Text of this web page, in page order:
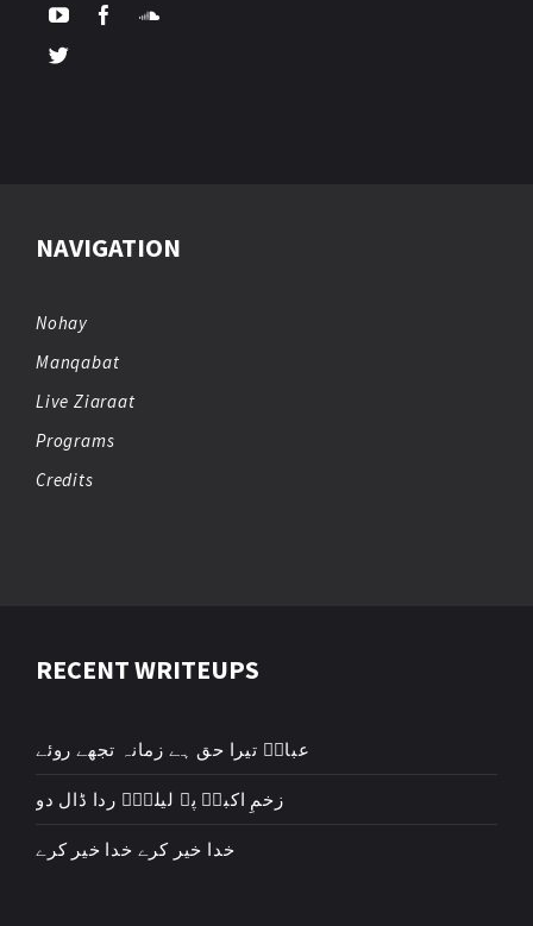
NAVIGATION
Nohay
Manqabat
Live Ziaraat
Programs
Credits
RECENT WRITEUPS
عباسؑ تیرا حق ہے زمانہ تجھے روئے
زخمِ اکبرؑ پہ لیلیٰؑ ردا ڈال دو
خدا خیر کرے خدا خیر کرے